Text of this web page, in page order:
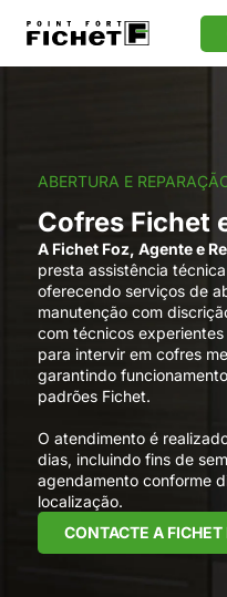
ABERTURA E
Cofres Fichet
A Fichet Foz, Agente e
presta assistência
oferecendo serviços de
manutenção com
com técnicos
para intervir em cofres
garantindo
padrões Fichet.
O atendimento é
dias, incluindo fins de
agendamento conforme
localização.
CONTACTE A FICHET